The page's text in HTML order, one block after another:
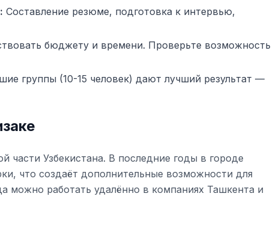
Составление резюме, подготовка к интервью,
бюджету и времени. Проверьте возможность
группы (10-15 человек) дают лучший результат —
части Узбекистана. В последние годы в городе
что создаёт дополнительные возможности для
можно работать удалённо в компаниях Ташкента и